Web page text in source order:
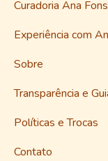
Curadoria Ana
Experiência com
Sobre
Transparência e
Políticas e Trocas
Contato